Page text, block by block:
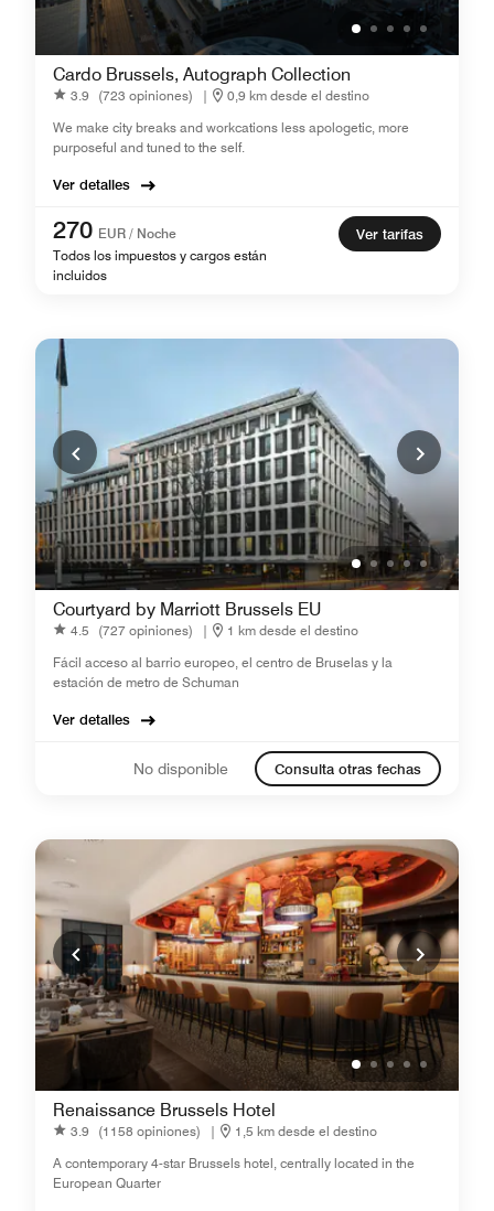
Cardo Brussels, Autograph Collection
3.9 (723 opiniones) |
0,9 km desde el destino
We make city breaks and workcations less apologetic, more
purposeful and tuned to the self.
Ver detalles
270 EUR / Noche
Todos los impuestos y cargos están
incluidos
Ver tarifas
Courtyard by Marriott Brussels EU
4.5 (727 opiniones) |
1 km desde el destino
Fácil acceso al barrio europeo, el centro de Bruselas y la
estación de metro de Schuman
Ver detalles
No disponible Consulta otras fechas
Renaissance Brussels Hotel
3.9 (1158 opiniones) |
1,5 km desde el destino
A contemporary 4-star Brussels hotel, centrally located in the
European Quarter